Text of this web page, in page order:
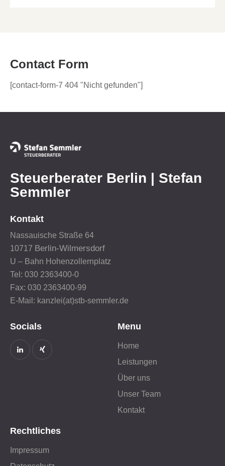
Contact Form
[contact-form-7 404 "Nicht gefunden"]
Steuerberater Berlin | Stefan
Semmler
Kontakt
Nassauische Straße 64
10717 Berlin-Wilmersdorf
U – Bahn Hohenzollernplatz
Tel: 030 2363400-0
Fax: 030 2363400-99
E-Mail: kanzlei(at)stb-semmler.de
Socials Menu
Home
Leistungen
Über uns
Unser Team
Kontakt
Rechtliches
Impressum